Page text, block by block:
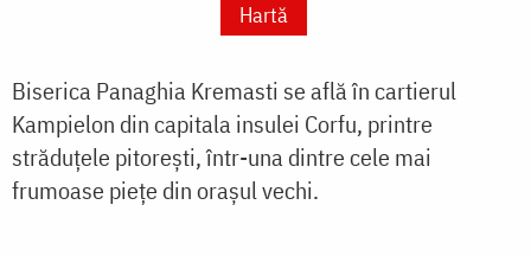
Hartă
Biserica Panaghia Kremasti se află în cartierul
Kampielon din capitala insulei Corfu, printre
străduțele pitorești, într-una dintre cele mai
frumoase piețe din orașul vechi.